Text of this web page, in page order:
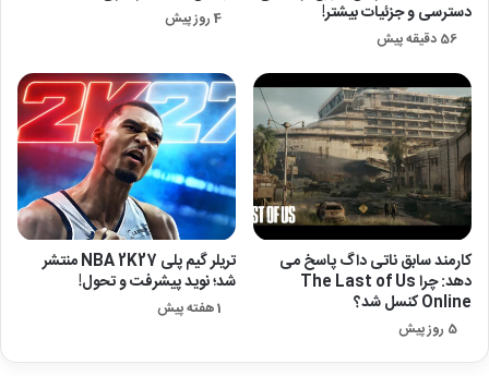
دسترسی و جزئیات بیشتر!
56 دقیقه پیش
4 روز پیش
کارمند سابق ناتی داگ پاسخ می
دهد: چرا The Last of Us
Online کنسل شد؟
5 روز پیش
تریلر گیم پلی NBA 2K27 منتشر
شد؛ نوید پیشرفت و تحول!
1 هفته پیش